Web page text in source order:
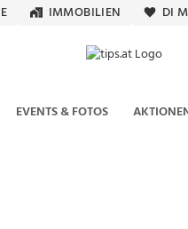
IMMOBILIEN DI
EVENTS & FOTOS